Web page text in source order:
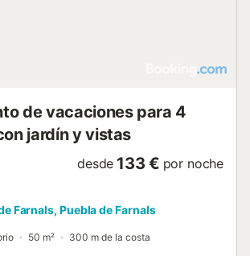
de vacaciones para 4
jardín y vistas
desde 133 € por noche
Farnals, Puebla de Farnals
50 m² 300 m de la costa